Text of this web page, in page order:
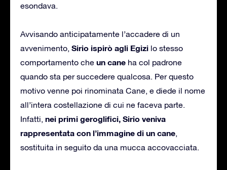
esondava.
Avvisando anticipatamente l’accadere di un
avvenimento, Sirio ispirò agli Egizi lo stesso
comportamento che un cane ha col padrone
quando sta per succedere qualcosa. Per questo
motivo venne poi rinominata Cane, e diede il nome
all’intera costellazione di cui ne faceva parte.
Infatti, nei primi geroglifici, Sirio veniva
rappresentata con l’immagine di un cane,
sostituita in seguito da una mucca accovacciata.